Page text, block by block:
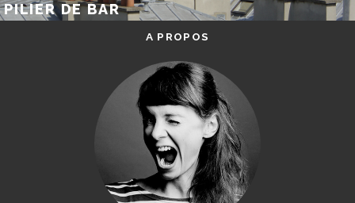
PILIER DE BAR
A PROPOS